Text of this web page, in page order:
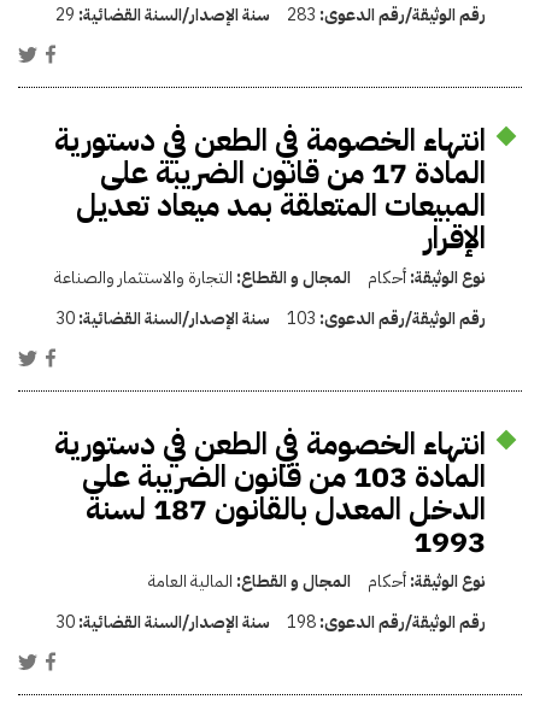
رقم الوثيقة/رقم الدعوى: 283 سنة الإصدار/السنة القضائية: 29
انتهاء الخصومة في الطعن في دستورية
المادة 17 من قانون الضريبة على
المبيعات المتعلقة بمد ميعاد تعديل
الإقرار
نوع الوثيقة:أحكام المجال و القطاع: التجارة والاستثمار والصناعة
رقم الوثيقة/رقم الدعوى: 103 سنة الإصدار/السنة القضائية:30
انتهاء الخصومة في الطعن في دستورية
المادة 103 من قانون الضريبة على
الدخل المعدل بالقانون 187 لسنة
1993
نوع الوثيقة:أحكام المجال و القطاع: المالية العامة
رقم الوثيقة/رقم الدعوى:198 سنة الإصدار/السنة القضائية:30